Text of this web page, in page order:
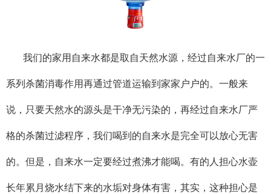
我们的家用自来水都是取自天然水源，经过自来水厂的一
系列杀菌消毒作用再通过管道运输到家家户户的。一般来
说，只要天然水的源头是干净无污染的，再经过自来水厂严
格的杀菌过滤程序，我们喝到的自来水是完全可以放心无害
的。但是，自来水一定要经过煮沸才能喝。有的人担心水壶
长年累月烧水结下来的水垢对身体有害，其实，这种担心是